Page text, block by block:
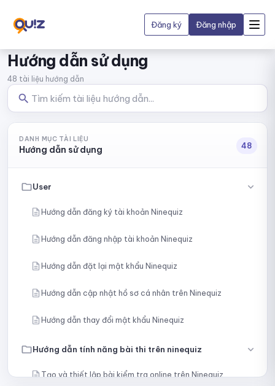
Đăng ký Đăng nhập
Hướng dẫn sử dụng
48 tài liệu hướng dẫn
DANH MỤC TÀI LIỆU
Hướng dẫn sử dụng 48
User
Hướng dẫn đăng ký tài khoản Ninequiz
Hướng dẫn đăng nhập tài khoản Ninequiz
Hướng dẫn đặt lại mật khẩu Ninequiz
Hướng dẫn cập nhật hồ sơ cá nhân trên Ninequiz
Hướng dẫn thay đổi mật khẩu Ninequiz
Hướng dẫn tính năng bài thi trên ninequiz
Tạo và thiết lập bài kiểm tra online trên Ninequiz